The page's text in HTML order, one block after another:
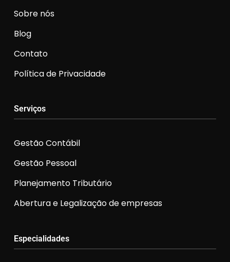
Sobre nós
Blog
Contato
Política de Privacidade
Serviços
Gestão Contábil
Gestão Pessoal
Planejamento Tributário
Abertura e Legalização de empresas
Especialidades